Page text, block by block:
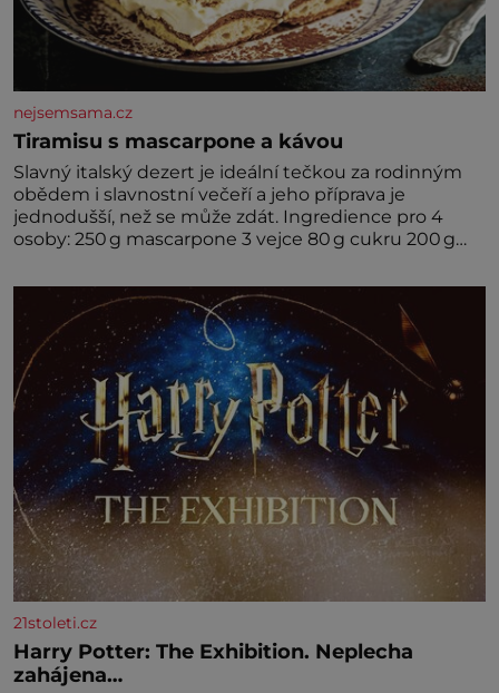
nejsemsama.cz
Tiramisu s mascarpone a kávou
Slavný italský dezert je ideální tečkou za rodinným
obědem i slavnostní večeří a jeho příprava je
jednodušší, než se může zdát. Ingredience pro 4
osoby: 250 g mascarpone 3 vejce 80 g cukru 200 g
amaretta kakao na posypání Postup: Oddělte
žloutky od bílků. Žloutky vyšlehejte s cukrem do
světlé pěny a postupně do nich vmíchejte
mascarpone, aby vznikl hladký
21stoleti.cz
Harry Potter: The Exhibition. Neplecha
zahájena…